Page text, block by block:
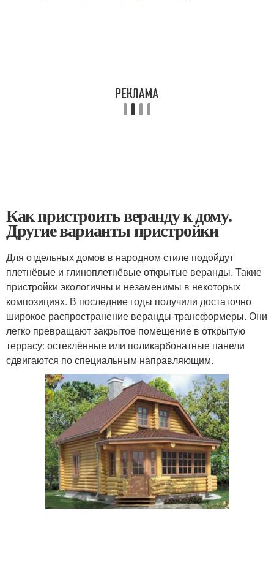
Как пристроить веранду к дому.
Другие варианты пристройки
Для отдельных домов в народном стиле подойдут
плетнёвые и глиноплетнёвые открытые веранды. Такие
пристройки экологичны и незаменимы в некоторых
композициях. В последние годы получили достаточно
широкое распространение веранды-трансформеры. Они
легко превращают закрытое помещение в открытую
террасу: остеклённые или поликарбонатные панели
сдвигаются по специальным направляющим.